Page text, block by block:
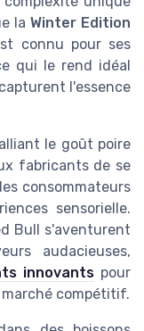
la Winter Edition
connu pour ses
qui le rend idéal
l'essence
le goût poire
fabricants de se
consommateurs
sensorielle.
Bull s'aventurent
audacieuses,
innovants pour
compétitif.